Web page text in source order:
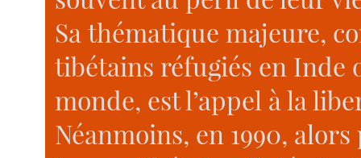
Sa thématique majeure,
tibétains réfugiés en Inde
monde, est l’appel à la
Néanmoins, en 1990,